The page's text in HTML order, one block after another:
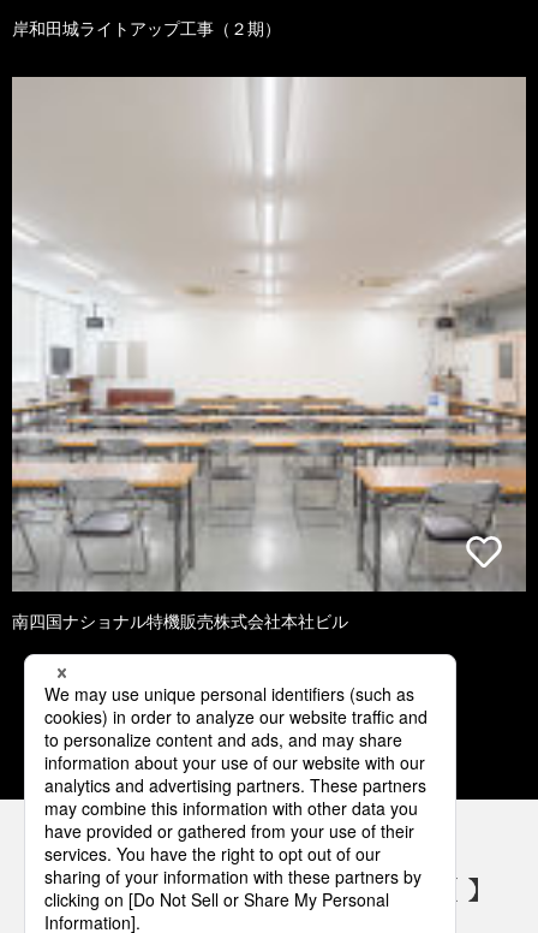
岸和田城ライトアップ工事（２期）
南四国ナショナル特機販売株式会社本社ビル
1 2 3 4 5
パナソニックの電気設備 SNSアカウント